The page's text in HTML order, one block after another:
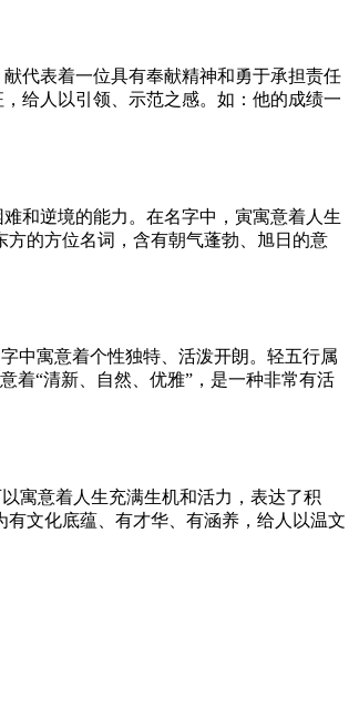
代表着一位具有奉献精神和勇于承担责任
给人以引领、示范之感。如：他的成绩一
和逆境的能力。在名字中，寅寓意着人生
的方位名词，含有朝气蓬勃、旭日的意
中寓意着个性独特、活泼开朗。轻五行属
着“清新、自然、优雅”，是一种非常有活
寓意着人生充满生机和活力，表达了积
文化底蕴、有才华、有涵养，给人以温文